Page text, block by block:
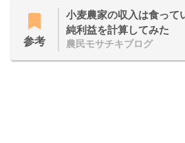
参考
小麦農家の収入は食って
純利益を計算してみた
農民モサチキブログ